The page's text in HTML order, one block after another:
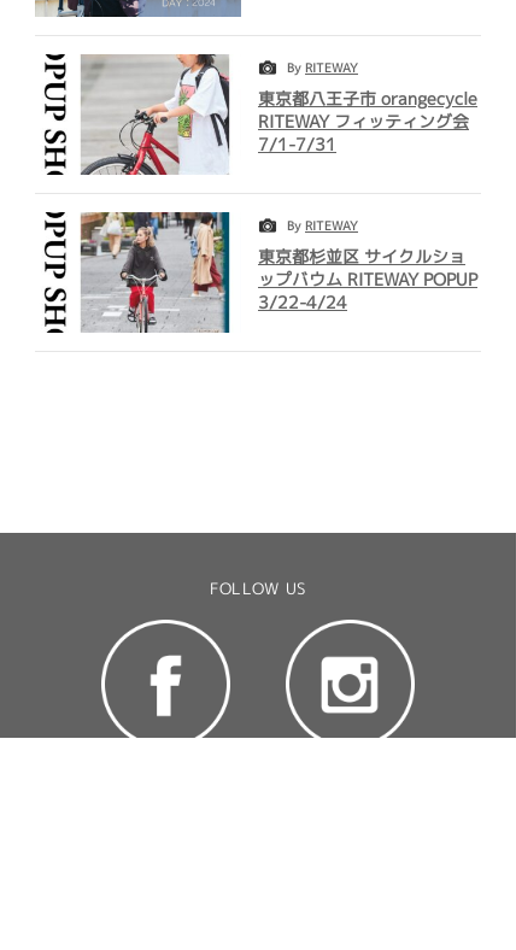
By RITEWAY
東京都八王子市 orangecycle
RITEWAY フィッティング会
7/1-7/31
By RITEWAY
東京都杉並区 サイクルショ
ップバウム RITEWAY POPUP
3/22-4/24
FOLLOW US